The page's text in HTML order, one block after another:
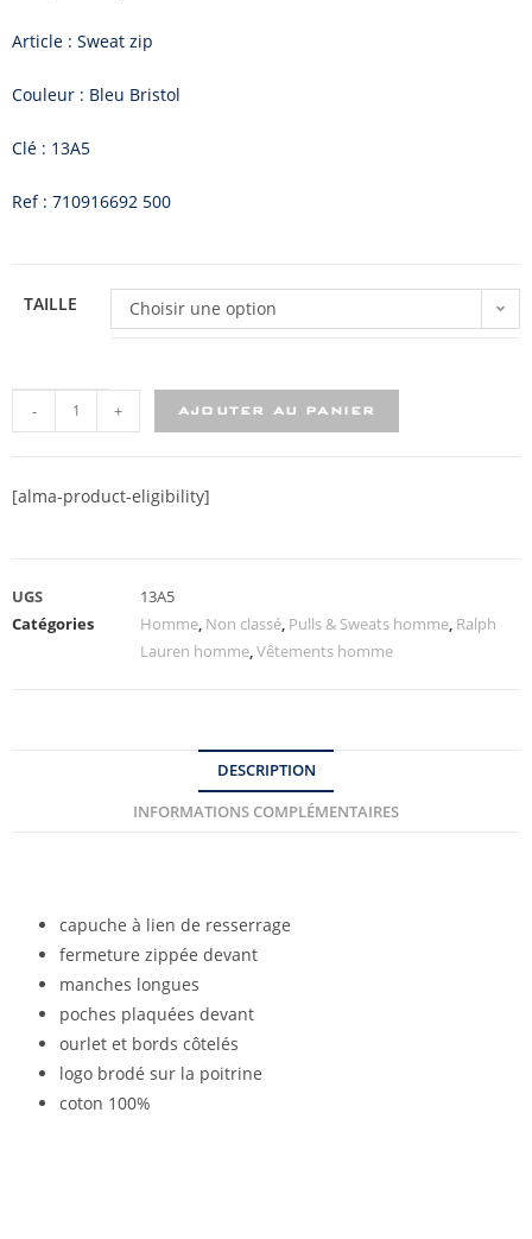
Article : Sweat zip
Couleur : Bleu Bristol
Clé : 13A5
Ref : 710916692 500
TAILLE Choisir une option
- + AJOUTER AU PANIER
[alma-product-eligibility]
UGS
13A5
Catégories
Homme, Non classé, Pulls & Sweats homme, Ralph
Lauren homme,Vêtements homme
DESCRIPTION
INFORMATIONS COMPLÉMENTAIRES
capuche à lien de resserrage
fermeture zippée devant
manches longues
poches plaquées devant
ourlet et bords côtelés
logo brodé sur la poitrine
coton 100%